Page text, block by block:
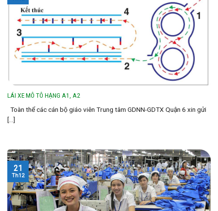
LÁI XE MÔ TÔ HẠNG A1, A2
Toàn thể các cán bộ giáo viên Trung tâm GDNN-GDTX Quận 6 xin gửi
[...]
21
Th12